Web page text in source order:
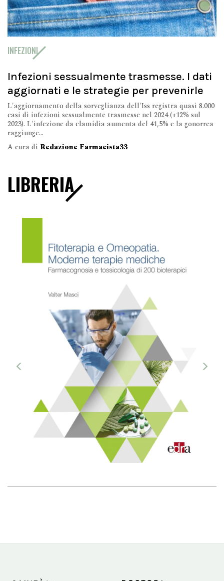
INFEZIONI
Infezioni sessualmente trasmesse. I dati
aggiornati e le strategie per prevenirle
L'aggiornamento della sorveglianza dell'Iss registra quasi 8.000
casi di infezioni sessualmente trasmesse nel 2024 (+12% sul
2023). L'infezione da clamidia aumenta del 41,5% e la gonorrea
raggiunge...
A cura di Redazione Farmacista33
LIBRERIA